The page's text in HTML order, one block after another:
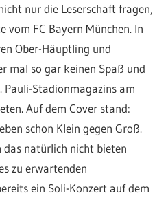
nur die Leserschaft fragen,
vom FC Bayern München. In
Ober-Häuptling und
mal so gar keinen Spaß und
Pauli-Stadionmagazins am
Auf dem Cover stand:
schon Klein gegen Groß.
das natürlich nicht bieten
zu erwartenden
ein Soli-Konzert auf dem